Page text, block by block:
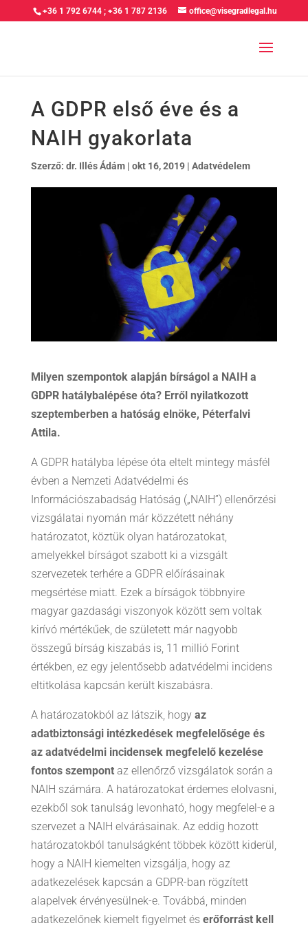
+36 1 792 6744 ;+36 1 787 2136 office@visegradlegal.hu
A GDPR első éve és a
NAIH gyakorlata
Szerző: dr. Illés Ádám| okt 16, 2019| Adatvédelem
Milyen szempontok alapján bírságol a NAIH a
GDPR hatálybalépése óta? Erről nyilatkozott
szeptemberben a hatóság elnöke, Péterfalvi
Attila.
A GDPR hatályba lépése óta eltelt mintegy másfél
évben a Nemzeti Adatvédelmi és
Információszabadság Hatóság („NAIH”) ellenőrzési
vizsgálatai nyomán már közzétett néhány
határozatot, köztük olyan határozatokat,
amelyekkel bírságot szabott ki a vizsgált
szervezetek terhére a GDPR előírásainak
megsértése miatt. Ezek a bírságok többnyire
magyar gazdasági viszonyok között sem voltak
kirívó mértékűek, de született már nagyobb
összegű bírság kiszabás is, 11 millió Forint
értékben, ez egy jelentősebb adatvédelmi incidens
eltitkolása kapcsán került kiszabásra.
A határozatokból az látszik, hogy az
adatbiztonsági intézkedések megfelelősége és
az adatvédelmi incidensek megfelelő kezelése
fontos szempontaz ellenőrző vizsgálatok során a
NAIH számára. A határozatokat érdemes elolvasni,
ezekből sok tanulság levonható, hogy megfelel-e a
szervezet a NAIH elvárásainak. Az eddig hozott
határozatokból tanulságként többek között kiderül,
hogy a NAIH kiemelten vizsgálja, hogy az
adatkezelések kapcsán a GDPR-ban rögzített
alapelvek érvényesülnek-e. Továbbá, minden
adatkezelőnek kiemelt figyelmet és erőforrást kell